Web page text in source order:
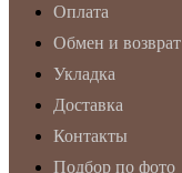
Оплата
Обмен и возврат
Укладка
Доставка
Контакты
Подбор по фото